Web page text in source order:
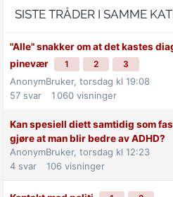
SISTE TRÅDER I SAMME
"Alle" snakker om at det kastes
pinevær
1 2 3
AnonymBruker, torsdag kl 19:08
57 svar 1 060 visninger
Kan spesiell diett samtidig som
gjøre at man blir bedre av ADHD?
AnonymBruker, torsdag kl 12:23
4 svar 106 visninger